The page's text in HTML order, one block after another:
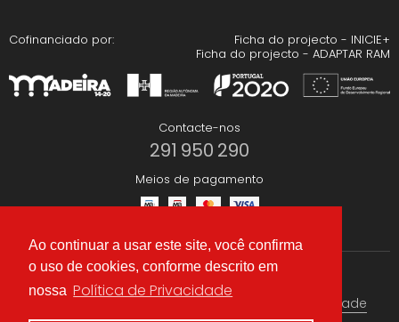
Ao continuar a usar este site, você confirma
o uso de cookies, conforme descrito em
nossa Política de Privacidade
Cofinanciado por:
Ficha do projecto - INICIE+
Ficha do projecto - ADAPTAR RAM
Contacte-nos
291 950 290
Meios de pagamento
Termos & condições Política de Privacidade
Redes Sociais